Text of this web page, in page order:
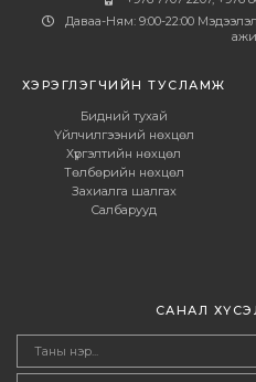
Даваа-Ням: 9:00-22:00 Мэдээлэл
ХЭРЭГЛЭГЧИЙН ТУСЛАМЖ
Бидний тухай
Үйлчилгээний нөхцөл
Хүргэлтийн нөхцөл
Төлбөрийн нөхцөл
Захиалга шалгах
Салбарууд
САНАЛ